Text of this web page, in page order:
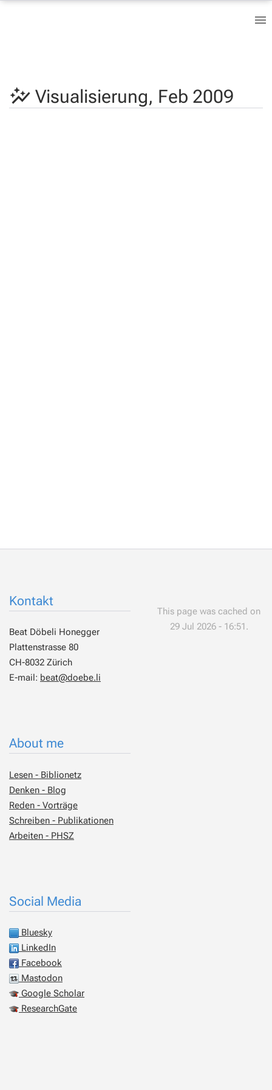
Visualisierung, Feb 2009
Kontakt
Beat Döbeli Honegger
Plattenstrasse 80
CH-8032 Zürich
E-mail: beat@doebe.li
About me
Lesen - Biblionetz
Denken - Blog
Reden - Vorträge
Schreiben - Publikationen
Arbeiten - PHSZ
Social Media
Bluesky
LinkedIn
Facebook
Mastodon
Google Scholar
ResearchGate
This page was cached on
29 Jul 2026 - 16:51.